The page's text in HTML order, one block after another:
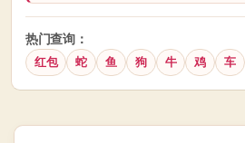
热门查询：
红包 蛇 鱼 狗 牛 鸡 车